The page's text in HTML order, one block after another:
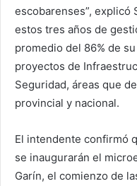
escobarenses”, explicó
estos tres años de
promedio del 86% de
proyectos de
Seguridad, áreas que
provincial y nacional.
El intendente confirmó
se inaugurarán el
Garín, el comienzo de